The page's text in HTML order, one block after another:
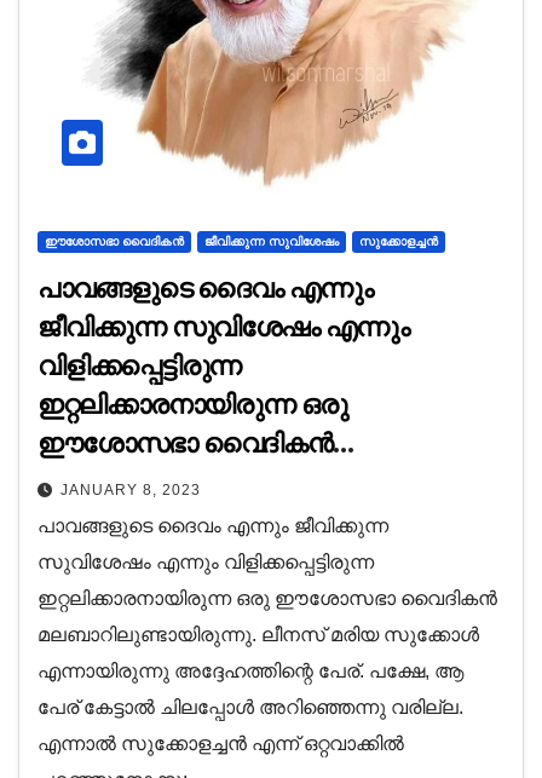
ഈശോസഭാ വൈദികൻ ജീവിക്കുന്ന സുവിശേഷം സുക്കോളച്ചൻ
പാവങ്ങളുടെ ദൈവം എന്നും
ജീവിക്കുന്ന സുവിശേഷം എന്നും
വിളിക്കപ്പെട്ടിരുന്ന
ഇറ്റലിക്കാരനായിരുന്ന ഒരു
ഈശോസഭാ വൈദികൻ
മലബാറിലുണ്ടായിരുന്നു
JANUARY 8, 2023
പാവങ്ങളുടെ ദൈവം എന്നും ജീവിക്കുന്ന
സുവിശേഷം എന്നും വിളിക്കപ്പെട്ടിരുന്ന
ഇറ്റലിക്കാരനായിരുന്ന ഒരു ഈശോസഭാ വൈദികൻ
മലബാറിലുണ്ടായിരുന്നു. ലീനസ് മരിയ സുക്കോൾ
എന്നായിരുന്നു അദ്ദേഹത്തിന്റെ പേര്. പക്ഷേ, ആ
പേര് കേട്ടാൽ ചിലപ്പോൾ അറിഞ്ഞെന്നു വരില്ല.
എന്നാൽ സുക്കോളച്ചൻ എന്ന് ഒറ്റവാക്കിൽ